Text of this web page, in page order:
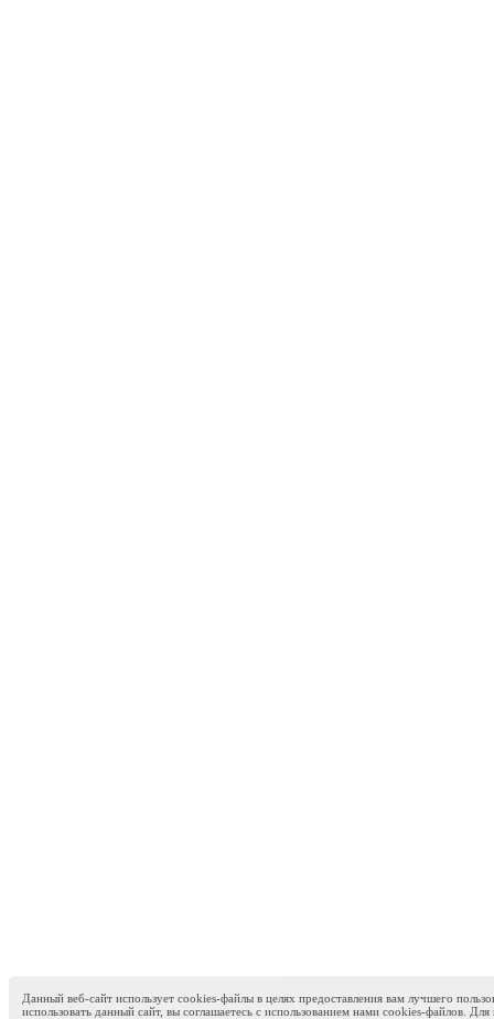
Данный веб-сайт использует cookies-файлы в целях предоставления вам лучшего
использовать данный сайт, вы соглашаетесь с использованием нами cookies-файлов.